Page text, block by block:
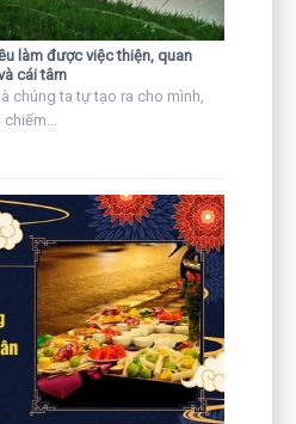
làm được việc thiện, quan
cái tâm
chúng ta tự tạo ra cho mình,